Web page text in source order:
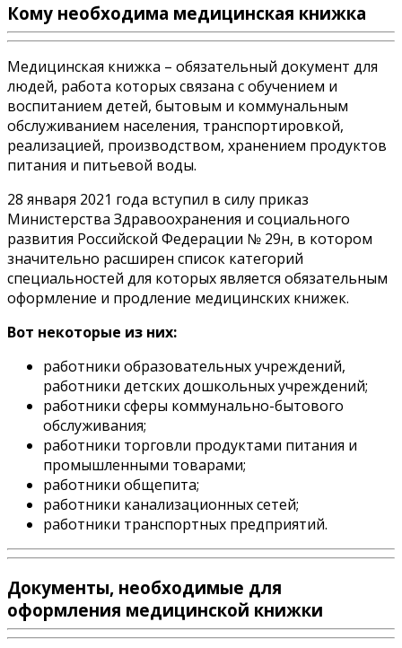
Кому необходима медицинская книжка
Медицинская книжка – обязательный документ для
людей, работа которых связана с обучением и
воспитанием детей, бытовым и коммунальным
обслуживанием населения, транспортировкой,
реализацией, производством, хранением продуктов
питания и питьевой воды.
28 января 2021 года вступил в силу приказ
Министерства Здравоохранения и социального
развития Российской Федерации № 29н, в котором
значительно расширен список категорий
специальностей для которых является обязательным
оформление и продление медицинских книжек.
Вот некоторые из них:
работники образовательных учреждений,
работники детских дошкольных учреждений;
работники сферы коммунально-бытового
обслуживания;
работники торговли продуктами питания и
промышленными товарами;
работники общепита;
работники канализационных сетей;
работники транспортных предприятий.
Документы, необходимые для
оформления медицинской книжки